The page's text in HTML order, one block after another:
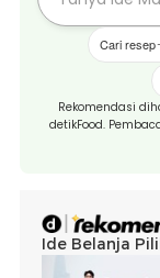
Cari resep
Rekomendasi
detikFood.